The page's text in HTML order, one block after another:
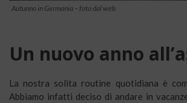
Autunno in Germania – foto dal web
Un nuovo anno
La nostra solita routine quotidiana è
Abbiamo infatti deciso di andare in